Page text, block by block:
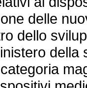
delle
dello